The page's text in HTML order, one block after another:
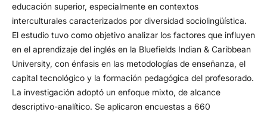
educación superior, especialmente en contextos
interculturales caracterizados por diversidad sociolingüística.
El estudio tuvo como objetivo analizar los factores que influyen
en el aprendizaje del inglés en la Bluefields Indian & Caribbean
University, con énfasis en las metodologías de enseñanza, el
capital tecnológico y la formación pedagógica del profesorado.
La investigación adoptó un enfoque mixto, de alcance
descriptivo-analítico. Se aplicaron encuestas a 660